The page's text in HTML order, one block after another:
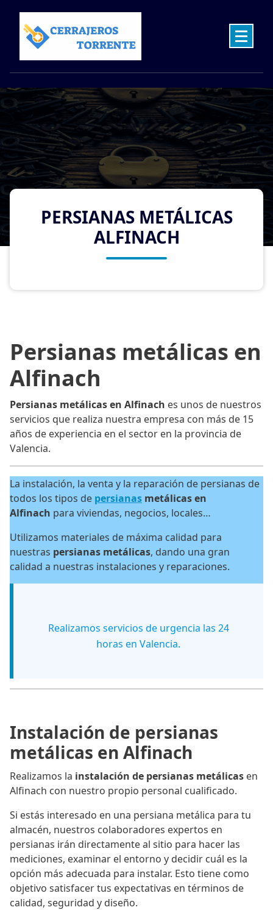
content
PERSIANAS METÁLICAS
ALFINACH
Persianas metálicas en
Alfinach
Persianas metálicas en Alfinach es unos de nuestros
servicios que realiza nuestra empresa con más de 15
años de experiencia en el sector en la provincia de
Valencia.
La instalación, la venta y la reparación de persianas de
todos los tipos de persianas metálicas en
Alfinach para viviendas, negocios, locales…
Utilizamos materiales de máxima calidad para
nuestras persianas metálicas, dando una gran
calidad a nuestras instalaciones y reparaciones.
Realizamos servicios de urgencia las 24
horas en Valencia.
Instalación de persianas
metálicas en Alfinach
Realizamos la instalación de persianas metálicas en
Alfinach con nuestro propio personal cualificado.
Si estás interesado en una persiana metálica para tu
almacén, nuestros colaboradores expertos en
persianas irán directamente al sitio para hacer las
mediciones, examinar el entorno y decidir cuál es la
opción más adecuada para instalar. Esto tiene como
objetivo satisfacer tus expectativas en términos de
calidad, seguridad y diseño.